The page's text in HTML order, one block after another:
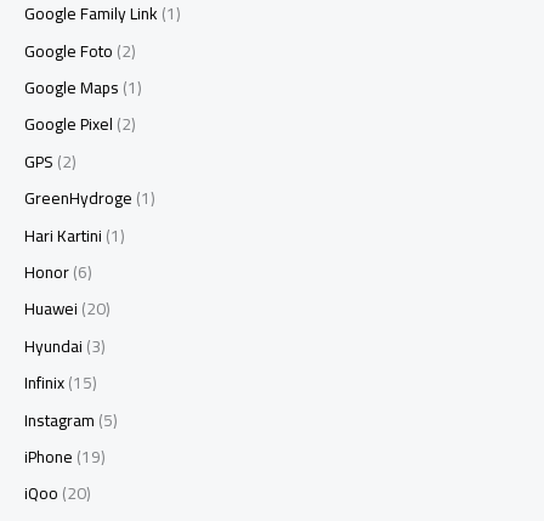
Google Family Link(1)
Google Foto(2)
Google Maps(1)
Google Pixel(2)
GPS(2)
GreenHydroge(1)
Hari Kartini(1)
Honor(6)
Huawei(20)
Hyundai(3)
Infinix(15)
Instagram(5)
iPhone(19)
iQoo(20)